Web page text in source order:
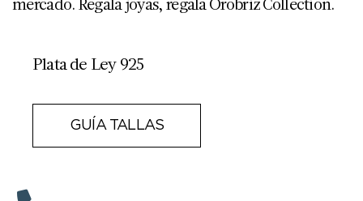
mercado. Regala joyas, regala Orobriz Collection.
Plata de Ley 925
GUÍA TALLAS